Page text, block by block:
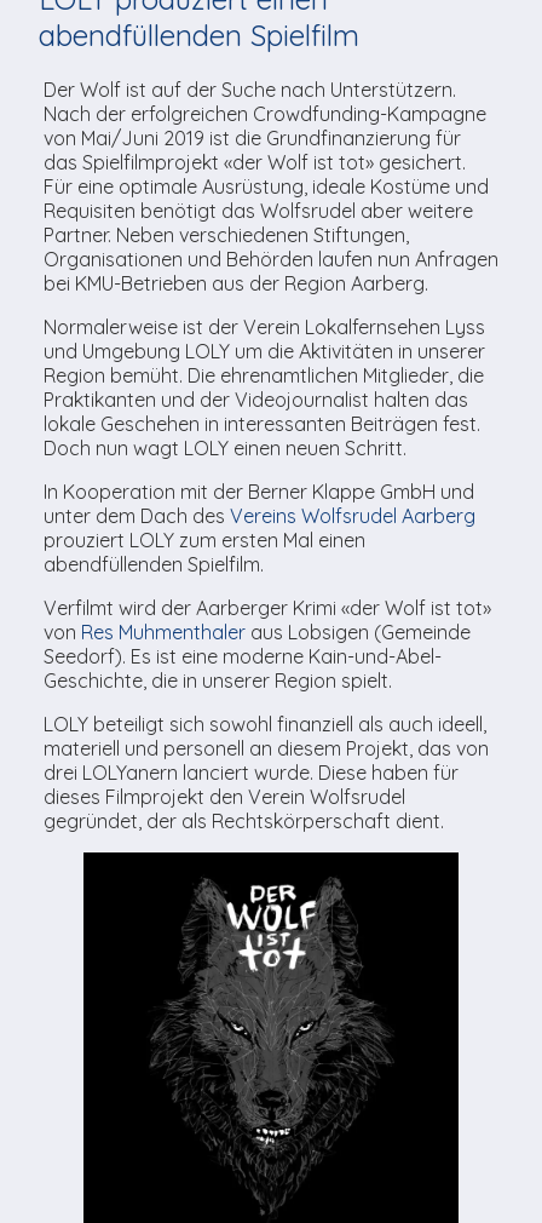
Lokalfernsehen (VJ)
Links
LOLY-Shop
Flos Chuchichäschtli
Unsere TopSpot-Partner
Unsere ProduzentInnen
Kontaktmöglichkeiten
Weg zum Studio
abendfüllenden Spielfilm
Der Wolf ist auf der Suche nach Unterstützern.
Nach der erfolgreichen Crowdfunding-Kampagne
von Mai/Juni 2019 ist die Grundfinanzierung für
das Spielfilmprojekt «der Wolf ist tot» gesichert.
Für eine optimale Ausrüstung, ideale Kostüme und
Requisiten benötigt das Wolfsrudel aber weitere
Partner. Neben verschiedenen Stiftungen,
Organisationen und Behörden laufen nun Anfragen
bei KMU-Betrieben aus der Region Aarberg.
Normalerweise ist der Verein Lokalfernsehen Lyss
und Umgebung LOLY um die Aktivitäten in unserer
Region bemüht. Die ehrenamtlichen Mitglieder, die
Praktikanten und der Videojournalist halten das
lokale Geschehen in interessanten Beiträgen fest.
Doch nun wagt LOLY einen neuen Schritt.
In Kooperation mit der Berner Klappe GmbH und
unter dem Dach des Vereins Wolfsrudel Aarberg
prouziert LOLY zum ersten Mal einen
abendfüllenden Spielfilm.
Verfilmt wird der Aarberger Krimi «der Wolf ist tot»
von Res Muhmenthaleraus Lobsigen (Gemeinde
Seedorf). Es ist eine moderne Kain-und-Abel-
Geschichte, die in unserer Region spielt.
LOLY beteiligt sich sowohl finanziell als auch ideell,
materiell und personell an diesem Projekt, das von
drei LOLYanern lanciert wurde. Diese haben für
dieses Filmprojekt den Verein Wolfsrudel
gegründet, der als Rechtskörperschaft dient.